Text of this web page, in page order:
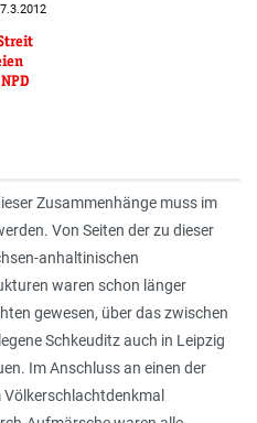
Zusammenhänge muss im
Von Seiten der zu dieser
anhaltinischen
waren schon länger
gewesen, über das zwischen
Schkeuditz auch in Leipzig
Im Anschluss an einen der